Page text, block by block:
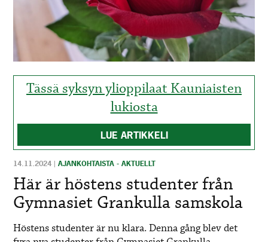
MAINOSTAJILLE
FÖR
ANNONSÖRER
Tässä syksyn ylioppilaat Kauniaisten
lukiosta
LUE ARTIKKELI
14.11.2024 |AJANKOHTAISTA - AKTUELLT
Här är höstens studenter från
Gymnasiet Grankulla samskola
Höstens studenter är nu klara. Denna gång blev det